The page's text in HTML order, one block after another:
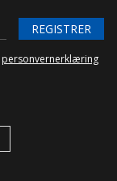
REGISTRER
personvernerklæring